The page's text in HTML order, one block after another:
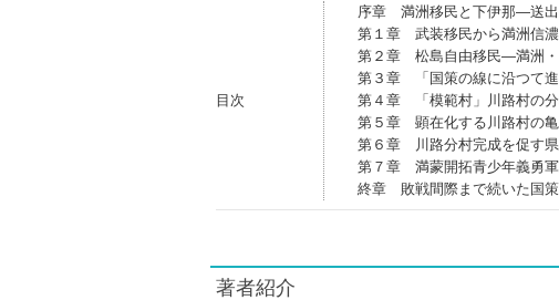
目次
序章 満洲移民と下伊那―送出
第１章 武装移民から満洲信
第２章 松島自由移民―満洲・
第３章 「国策の線に沿つて
第４章 「模範村」川路村の
第５章 顕在化する川路村の
第６章 川路分村完成を促す
第７章 満蒙開拓青少年義勇
終章 敗戦間際まで続いた国
著者紹介